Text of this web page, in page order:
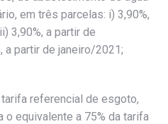
em três parcelas: i) 3,90%,
3,90%, a partir de
a partir de janeiro/2021;
referencial de esgoto,
o equivalente a 75% da tarifa